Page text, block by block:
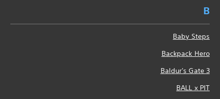
B
Baby Steps
Backpack Hero
Baldur's Gate 3
BALL x PIT